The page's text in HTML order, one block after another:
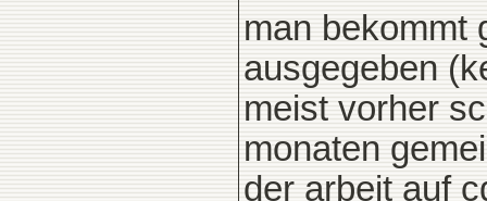
man bekommt
ausgegeben
meist vorher
monaten
der arbeit auf